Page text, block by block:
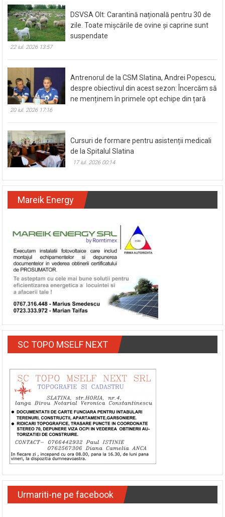
DSVSA Olt: Carantină națională pentru 30 de
zile. Toate mișcările de ovine și caprine sunt
suspendate
22 iul. 2026 13:57
Antrenorul de la CSM Slatina, Andrei Popescu,
despre obiectivul din acest sezon: Încercăm să
ne menținem în primele opt echipe din țară
20 iul. 2026 17:16
Cursuri de formare pentru asistenții medicali
de la Spitalul Slatina
17 iul. 2026 00:14
Mareik Energy
SC TOPO MSELF NEXT
Urmariti-ne pe facebook